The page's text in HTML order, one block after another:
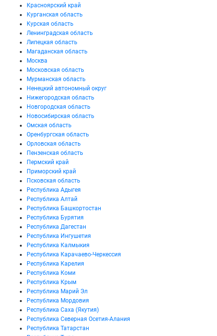
Красноярский край
Курганская область
Курская область
Ленинградская область
Липецкая область
Магаданская область
Москва
Московская область
Мурманская область
Ненецкий автономный округ
Нижегородская область
Новгородская область
Новосибирская область
Омская область
Оренбургская область
Орловская область
Пензенская область
Пермский край
Приморский край
Псковская область
Республика Адыгея
Республика Алтай
Республика Башкортостан
Республика Бурятия
Республика Дагестан
Республика Ингушетия
Республика Калмыкия
Республика Карачаево-Черкессия
Республика Карелия
Республика Коми
Республика Крым
Республика Марий Эл
Республика Мордовия
Республика Саха (Якутия)
Республика Северная Осетия-Алания
Республика Татарстан